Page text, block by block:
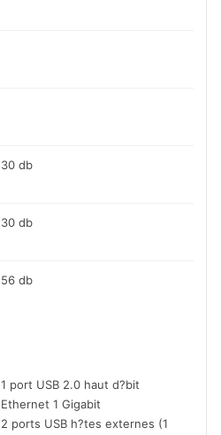
30 db
30 db
56 db
1 port USB 2.0 haut d?bit
Ethernet 1 Gigabit
2 ports USB h?tes externes (1